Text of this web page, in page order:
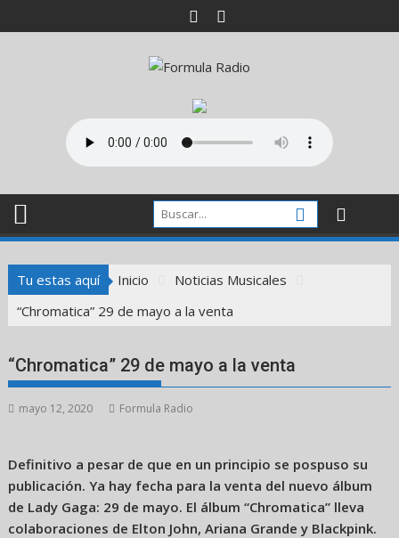
al
Tu estas aquí Inicio
Noticias Musicales
“Chromatica” 29 de mayo a la venta
“Chromatica” 29 de mayo a la venta
mayo 12, 2020 Formula Radio
Definitivo a pesar de que en un principio se pospuso su
publicación. Ya hay fecha para la venta del nuevo álbum
de Lady Gaga: 29 de mayo. El álbum “Chromatica” lleva
colaboraciones de Elton John, Ariana Grande y Blackpink.